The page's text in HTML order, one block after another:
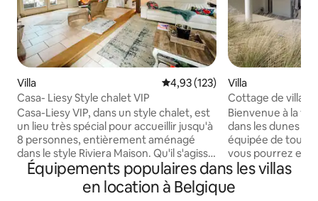
Villa Évaluation moyenne sur la
4,93 (123)
Casa- Liesy Style chalet VIP
Casa-Liesy VIP, dans un style chalet, est
un lieu très spécial pour accueillir jusqu'à
8 personnes, entièrement aménagé
dans le style Riviera Maison. Qu'il s'agisse
de la famille ou des groupes d'amis, la
détente à l'état pur. Vous habitez dans
deux logements : la suite et la maison
Villa
Cottage de village
Villa Dune 12
Bienvenue à la
dans les dunes et
équipée de tout
vous pourrez en
saison ! Très paisible et calme, et dès qu'il
y a du soleil, vous
l'extérieur. Vue panoramique, terrasses
Équipements populaires dans les villas
en location à Belgique